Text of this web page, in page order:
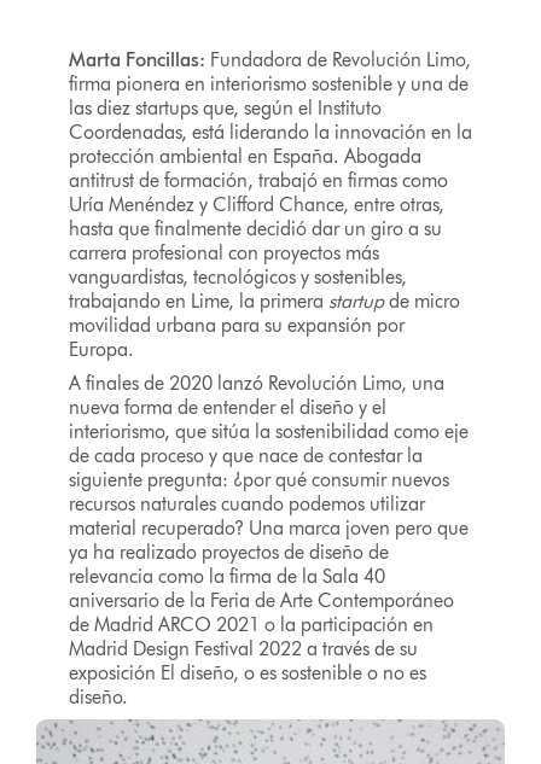
Marta Foncillas: Fundadora de Revolución Limo,
firma pionera en interiorismo sostenible y una de
las diez startups que, según el Instituto
Coordenadas, está liderando la innovación en la
protección ambiental en España. Abogada
antitrust de formación, trabajó en firmas como
Uría Menéndez y Clifford Chance, entre otras,
hasta que finalmente decidió dar un giro a su
carrera profesional con proyectos más
vanguardistas, tecnológicos y sostenibles,
trabajando en Lime, la primera startupde micro
movilidad urbana para su expansión por
Europa.
A finales de 2020 lanzó Revolución Limo, una
nueva forma de entender el diseño y el
interiorismo, que sitúa la sostenibilidad como eje
de cada proceso y que nace de contestar la
siguiente pregunta: ¿por qué consumir nuevos
recursos naturales cuando podemos utilizar
material recuperado? Una marca joven pero que
ya ha realizado proyectos de diseño de
relevancia como la firma de la Sala 40
aniversario de la Feria de Arte Contemporáneo
de Madrid ARCO 2021 o la participación en
Madrid Design Festival 2022 a través de su
exposición El diseño, o es sostenible o no es
diseño.